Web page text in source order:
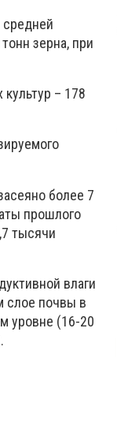
средней
зерна, при
– 178
более 7
прошлого
тысячи
влаги
слое почвы в
уровне (16-20